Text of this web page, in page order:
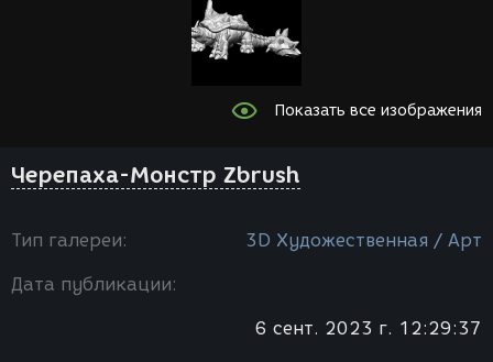
Показать все изображения
Черепаха-Монстр Zbrush
Тип галереи: 3D Художественная / Арт
Дата публикации:
6 сент. 2023 г. 12:29:37